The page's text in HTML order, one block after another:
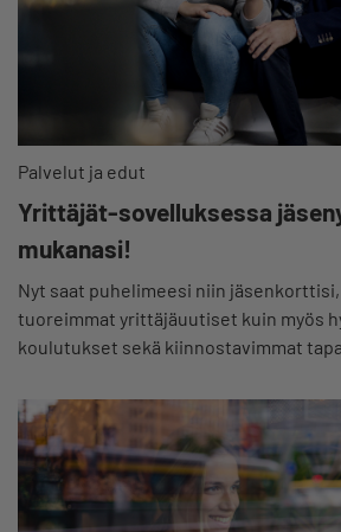
Palvelut ja edut
Yrittäjät-sovelluksessa
mukanasi!
Nyt saat puhelimeesi niin
tuoreimmat yrittäjäuutiset kuin myös
koulutukset sekä kiinnostavimmat